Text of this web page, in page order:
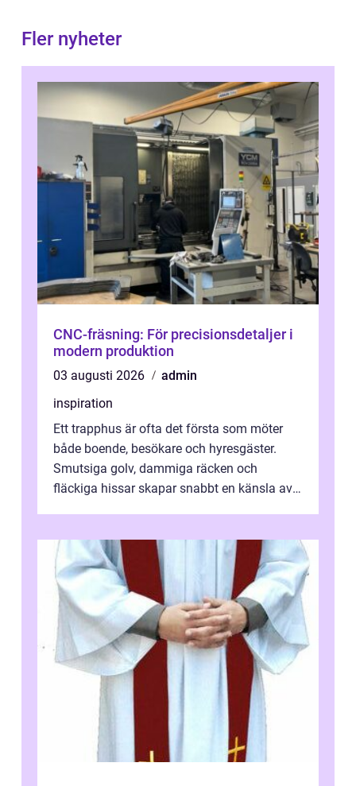
Fler nyheter
CNC-fräsning: För precisionsdetaljer i
modern produktion
03 augusti 2026
admin
inspiration
Ett trapphus är ofta det första som möter
både boende, besökare och hyresgäster.
Smutsiga golv, dammiga räcken och
fläckiga hissar skapar snabbt en känsla av